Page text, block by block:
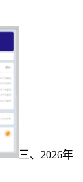
三、2026年